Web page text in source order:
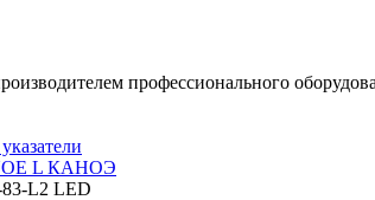
профессионального
L КАНОЭ
L2 LED